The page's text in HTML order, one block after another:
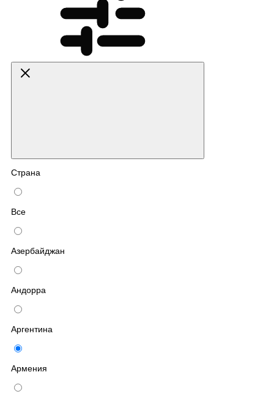
Страна
Все
Азербайджан
Андорра
Аргентина
Армения